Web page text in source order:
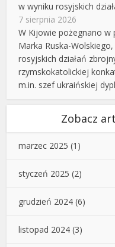
w wyniku rosyjskich
7 sierpnia 2026
W Kijowie pożegnano w
Marka Ruska-
rosyjskich działań
rzymskokatolickiej
m.in. szef ukraińskiej
Zobacz
marzec 2025 (1)
styczeń 2025 (2)
grudzień 2024 (6)
listopad 2024 (3)